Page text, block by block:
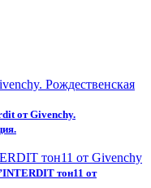
от Givenchy.
тон11 от